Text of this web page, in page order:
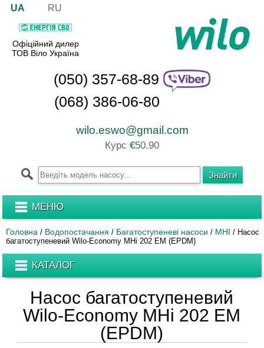
UA RU
Офіційний дилер
ТОВ Віло Україна
(050) 357-68-89
(068) 386-06-80
wilo.eswo@gmail.com
Курс €50.90
МЕНЮ
Головна / Водопостачання / Багатоступеневі насоси / MHI / Насос
багатоступеневий Wilo-Economy MHi 202 EM (EPDM)
КАТАЛОГ
Насос багатоступеневий
Wilo-Economy MHi 202 EM
(EPDM)